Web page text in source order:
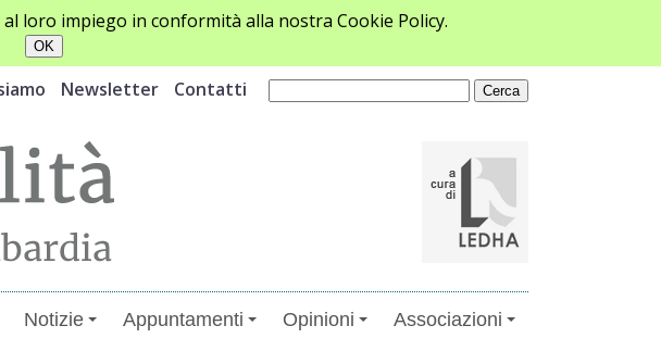
loro impiego in conformità alla nostra Cookie Policy.
Newsletter Contatti
Notizie Appuntamenti Opinioni Associazioni